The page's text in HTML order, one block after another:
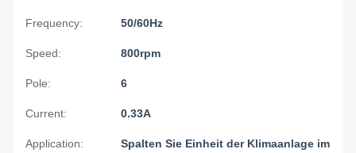
Frequency: 50/60Hz
Speed: 800rpm
Pole: 6
Current: 0.33A
Application:
Spalten Sie Einheit der Klimaanlage im